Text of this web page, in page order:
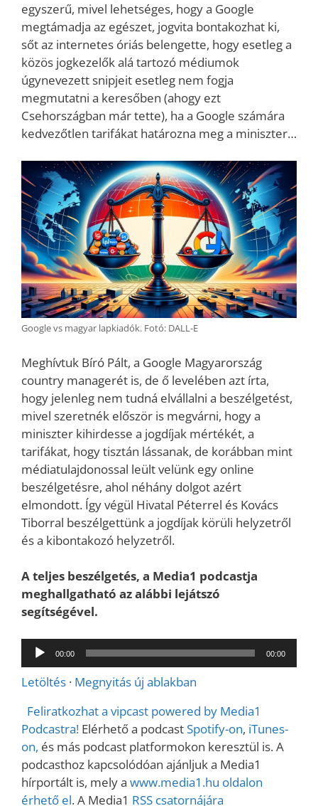
egyszerű, mivel lehetséges, hogy a Google
megtámadja az egészet, jogvita bontakozhat ki,
sőt az internetes óriás belengette, hogy esetleg a
közös jogkezelők alá tartozó médiumok
úgynevezett snipjeit esetleg nem fogja
megmutatni a keresőben (ahogy ezt
Csehországban már tette), ha a Google számára
kedvezőtlen tarifákat határozna meg a miniszter…
Google vs magyar lapkiadók. Fotó: DALL-E
Meghívtuk Bíró Pált, a Google Magyarország
country managerét is, de ő levelében azt írta,
hogy jelenleg nem tudná elvállalni a beszélgetést,
mivel szeretnék először is megvárni, hogy a
miniszter kihirdesse a jogdíjak mértékét, a
tarifákat, hogy tisztán lássanak, de korábban mint
médiatulajdonossal leült velünk egy online
beszélgetésre, ahol néhány dolgot azért
elmondott. Így végül Hivatal Péterrel és Kovács
Tiborral beszélgettünk a jogdíjak körüli helyzetről
és a kibontakozó helyzetről.
A teljes beszélgetés, a Media1 podcastja
meghallgatható az alábbi lejátszó
segítségével.
Audió
lejátszó
00:00 00:00
Letöltés · Megnyitás új ablakban
Feliratkozhat a vipcast powered by Media1
Podcastra! Elérhető a podcastSpotify-on, iTunes-
on, és más podcast platformokon keresztül is. A
podcasthoz kapcsolódóan ajánljuk a Media1
hírportált is, mely a www.media1.hu oldalon
érhető el. A Media1 RSS csatornájára